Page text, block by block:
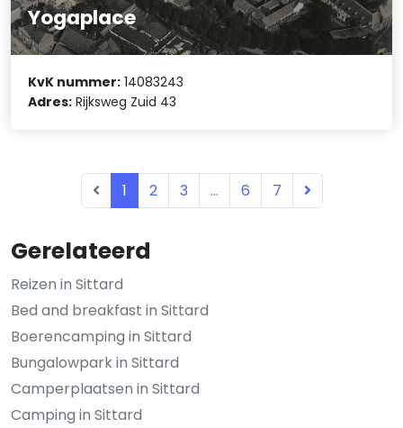
Gerelateerd
Reizen in Sittard
Bed and breakfast in Sittard
Boerencamping in Sittard
Bungalowpark in Sittard
Camperplaatsen in Sittard
Camping in Sittard
Yogaplace
KvK nummer: 14083243
Adres: Rijksweg Zuid 43
1 2 3 ... 6 7